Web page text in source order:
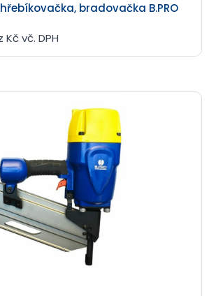
bradovačka B.PRO
vč. DPH